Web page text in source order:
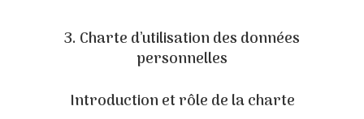
3. Charte d’utilisation des données
personnelles
Introduction et rôle de la charte